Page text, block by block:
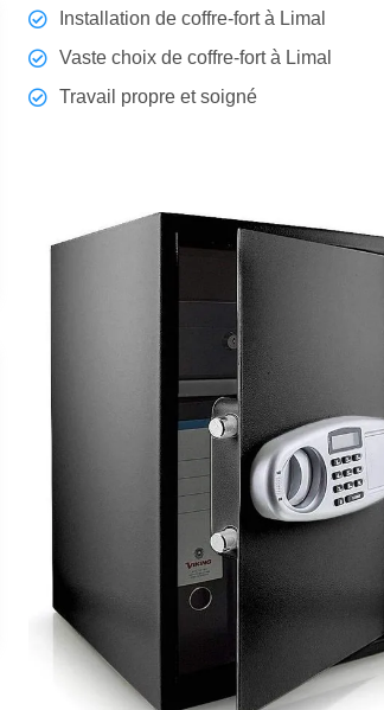
Installation de coffre-fort à Limal
Vaste choix de coffre-fort à Limal
Travail propre et soigné